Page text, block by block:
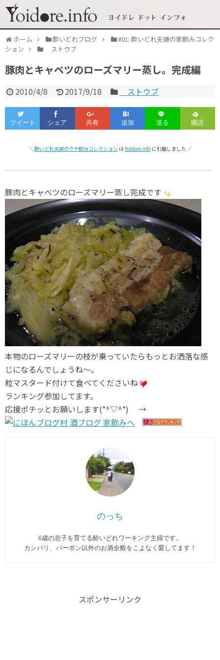
ホーム 酔いどれブログ
#01: 酔いどれ夫婦の家飲みコレク
ション
ストウブ
豚肉とキャベツのローズマリー蒸し。完成編
2010/4/8 2017/9/18 ストウブ
＼ 酔いどれ夫婦のウチ飲みコレクション はYoidore.infoに引越しました ／
豚肉とキャベツのローズマリー蒸し完成です
本物のローズマリーの枝が乗っていたらもっとお洒落な感
じになるんでしょうね～。
粒マスタード付けて食べてくださいね
ランキング参加してます。
応援ポチッとお願いします(*^▽^*) →
のっち
6歳の息子を育てる酔いどれワーキング主婦です。
カンパリ、バーボン以外のお酒全般をこよなく愛してます︎！
スポンサーリンク